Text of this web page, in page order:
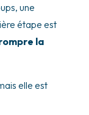
une
étape est
la
elle est